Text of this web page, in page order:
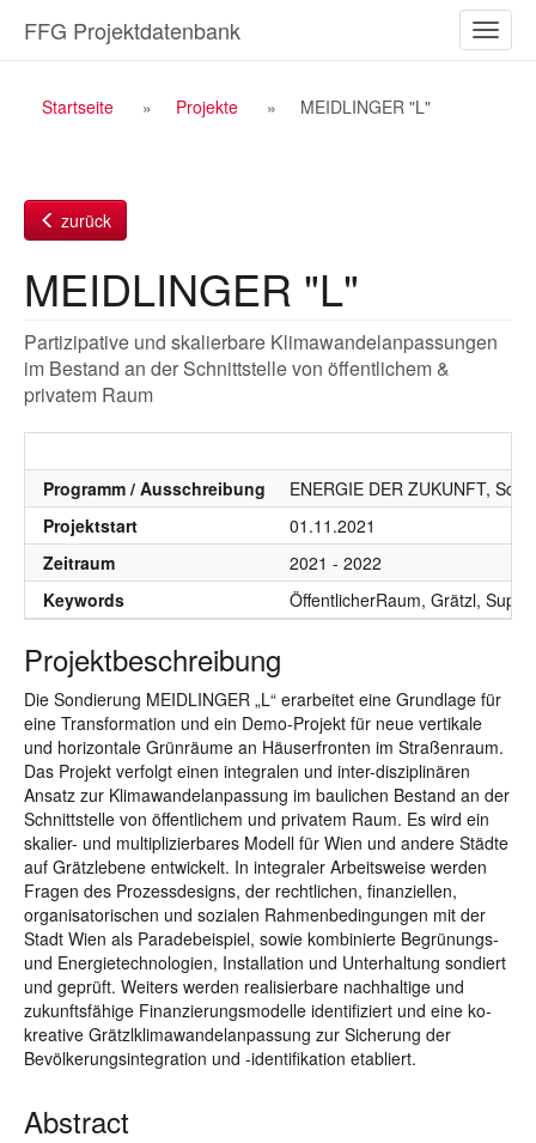
Inhalt
ein-/
FFG Projektdatenbank
Breadcrumb
Startseite Projekte MEIDLINGER "L"
zurück
MEIDLINGER "L"
Partizipative und skalierbare Klimawandelanpassungen
im Bestand an der Schnittstelle von öffentlichem &
privatem Raum
Programm / Ausschreibung
ENERGIE DER ZUKUNFT,
Projektstart
01.11.2021
Zeitraum
2021 - 2022
Keywords
ÖffentlicherRaum, Grätzl,
Projektbeschreibung
Die Sondierung MEIDLINGER „L“ erarbeitet eine Grundlage für
eine Transformation und ein Demo-Projekt für neue vertikale
und horizontale Grünräume an Häuserfronten im Straßenraum.
Das Projekt verfolgt einen integralen und inter-disziplinären
Ansatz zur Klimawandelanpassung im baulichen Bestand an der
Schnittstelle von öffentlichem und privatem Raum. Es wird ein
skalier- und multiplizierbares Modell für Wien und andere Städte
auf Grätzlebene entwickelt. In integraler Arbeitsweise werden
Fragen des Prozessdesigns, der rechtlichen, finanziellen,
organisatorischen und sozialen Rahmenbedingungen mit der
Stadt Wien als Paradebeispiel, sowie kombinierte Begrünungs-
und Energietechnologien, Installation und Unterhaltung sondiert
und geprüft. Weiters werden realisierbare nachhaltige und
zukunftsfähige Finanzierungsmodelle identifiziert und eine ko-
kreative Grätzlklimawandelanpassung zur Sicherung der
Bevölkerungsintegration und -identifikation etabliert.
Abstract